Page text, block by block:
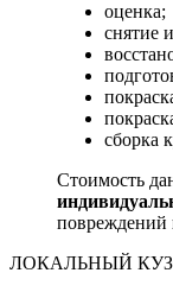
оценка;
снятие
сборка
Стоимость
повреждений
ЛОКАЛЬНЫЙ